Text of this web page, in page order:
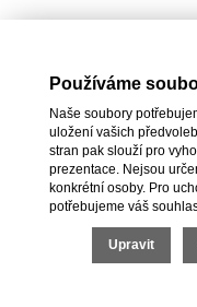
Používáme
Naše soubory
uložení vašich
stran pak slouží pro
prezentace. Nejsou
konkrétní osoby. Pro
potřebujeme váš
Upravit